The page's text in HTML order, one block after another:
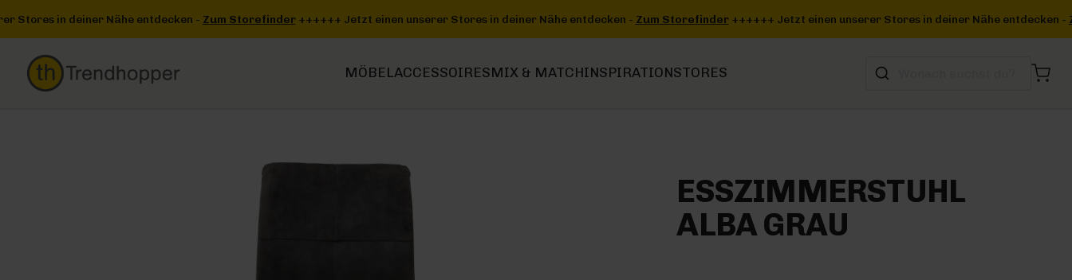
Storefinder ++++++ Jetzt einen unserer Stores in deiner Nähe entdecken -Zum Storefinder ++++++ Jetzt einen unserer Stores in deiner Nähe entdecken -Zum Storefinder +++
MÖBELACCESSOIRESMIX & MATCHINSPIRATIONSTORES
ESSZIMMERSTUHL
ALBA GRAU